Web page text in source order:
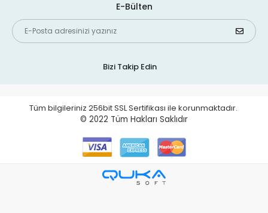
E-Bülten
Bizi Takip Edin
Tüm bilgileriniz 256bit SSL Sertifikası ile korunmaktadır.
© 2022 Tüm Hakları Saklıdır